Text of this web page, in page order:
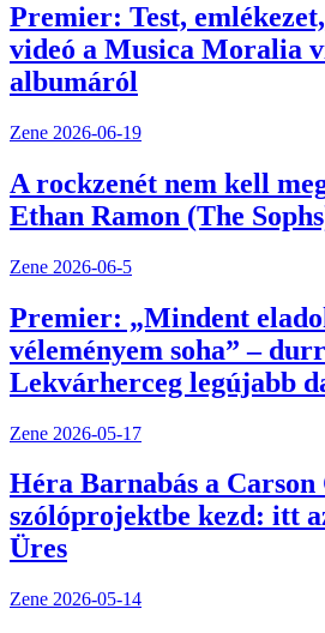
Premier: Test,
videó a Musica Moralia
albumáról
Zene 2026-06-19
A rockzenét nem kell
Ethan Ramon (The
Zene 2026-06-5
Premier: „Mindent
véleményem soha” –
Lekvárherceg legújabb
Zene 2026-05-17
Héra Barnabás a Carson
szólóprojektbe kezd: itt
Üres
Zene 2026-05-14